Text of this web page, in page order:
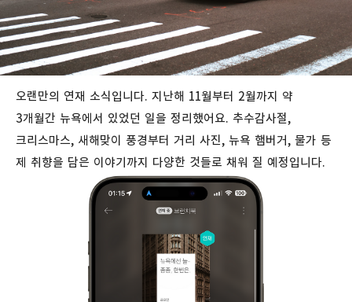
오랜만의 연재 소식입니다. 지난해 11월부터 2월까지 약
3개월간 뉴욕에서 있었던 일을 정리했어요. 추수감사절,
크리스마스, 새해맞이 풍경부터 거리 사진, 뉴욕 햄버거, 물가 등
제 취향을 담은 이야기까지 다양한 것들로 채워 질 예정입니다.